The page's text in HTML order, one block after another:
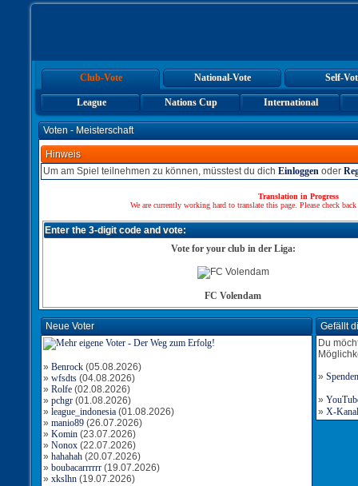
Club-Vote National-Vote Self-
League Nations Cup International
Voten - Meisterschaft
Hinweis
Um am Spiel teilnehmen zu können, müsstest du dich Einloggen oder
Translation in Progress
We are currently working hard to translate this page. Please check
Enter the 3-digit code and vote:
Vote for your club in der Liga:
FC Volendam
Neue Voter
» Benrock (05.08.2026)
» wfsdts (04.08.2026)
» Rolfe (02.08.2026)
» pchgr (01.08.2026)
» league_indonesia (01.08.2026)
» manio89 (26.07.2026)
» Komin (23.07.2026)
» Nonox (22.07.2026)
» hahahah (20.07.2026)
» boubacarrrrrr (19.07.2026)
» xkslhn (19.07.2026)
Gefällt
Du
» Spenden
»
» X-